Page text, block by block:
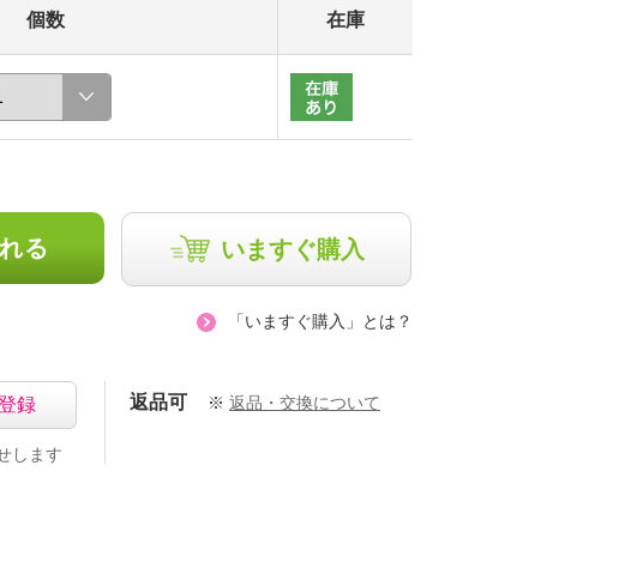
個数 在庫
る いますぐ購入
「いますぐ購入」とは？
録
します
返品可 ※ 返品・交換について